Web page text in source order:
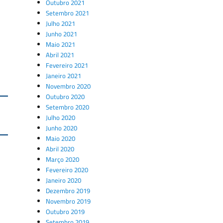
Outubro 2021
Setembro 2021
Julho 2021
Junho 2021
Maio 2021
Abril 2021
Fevereiro 2021
Janeiro 2021
Novembro 2020
Outubro 2020
Setembro 2020
Julho 2020
Junho 2020
Maio 2020
Abril 2020
Março 2020
Fevereiro 2020
Janeiro 2020
Dezembro 2019
Novembro 2019
Outubro 2019